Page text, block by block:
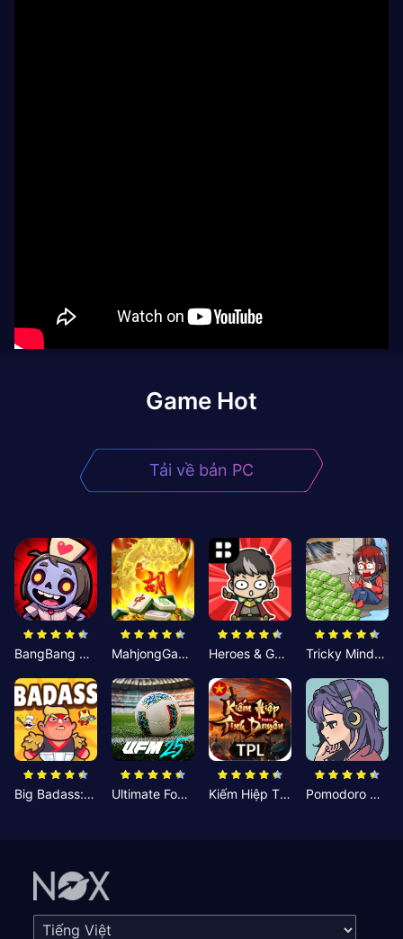
Game Hot
Tải về bản PC
BangBang Zombies:Chiến Shelter MahjongGame Heroes & Gear? Yoink! Tricky Minds: Brainy Puzzle
Big Badass: Game AFK Idle RPG Ultimate Football Manager Kiếm Hiệp Tình Duyên Pomodoro Nhỏ: Giờ Tập Trung